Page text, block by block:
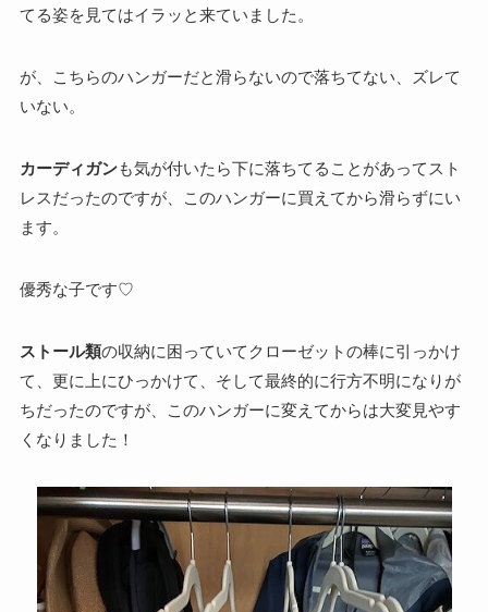
てる姿を見てはイラッと来ていました。
が、こちらのハンガーだと滑らないので落ちてない、ズレて
いない。
カーディガンも気が付いたら下に落ちてることがあってスト
レスだったのですが、このハンガーに買えてから滑らずにい
ます。
優秀な子です♡
ストール類の収納に困っていてクローゼットの棒に引っかけ
て、更に上にひっかけて、そして最終的に行方不明になりが
ちだったのですが、このハンガーに変えてからは大変見やす
くなりました！